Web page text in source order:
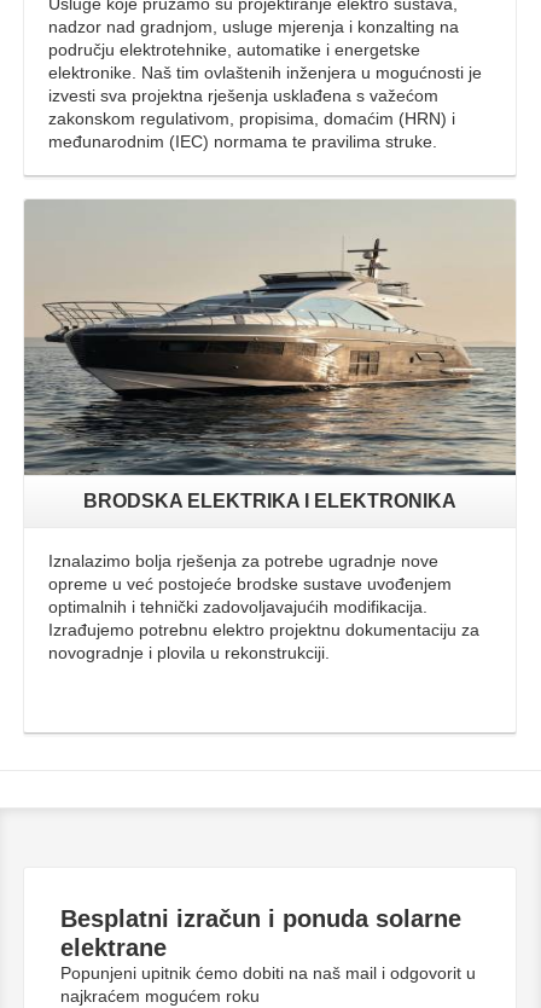
nadzor nad gradnjom, usluge mjerenja i konzalting na
području elektrotehnike, automatike i energetske
elektronike. Naš tim ovlaštenih inženjera u mogućnosti je
izvesti sva projektna rješenja usklađena s važećom
zakonskom regulativom, propisima, domaćim (HRN) i
međunarodnim (IEC) normama te pravilima struke.
BRODSKA ELEKTRIKA I ELEKTRONIKA
Iznalazimo bolja rješenja za potrebe ugradnje nove
opreme u već postojeće brodske sustave uvođenjem
optimalnih i tehnički zadovoljavajućih modifikacija.
Izrađujemo potrebnu elektro projektnu dokumentaciju za
novogradnje i plovila u rekonstrukciji.
Besplatni izračun i ponuda solarne
elektrane
Popunjeni upitnik ćemo dobiti na naš mail i odgovorit u
najkraćem mogućem roku